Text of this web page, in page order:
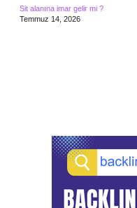
Sit alanına imar gelir mi ?
Temmuz 14, 2026